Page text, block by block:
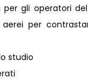
per gli operatori
per
studio